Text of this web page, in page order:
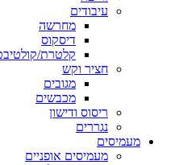
עיבודים
מחרשה
דיסקוס
קלטרת/
חציר וקש
מגובים
מכבשים
ריסוס ודישון
נגררים
מעמיסים
מעמיסים אופניים